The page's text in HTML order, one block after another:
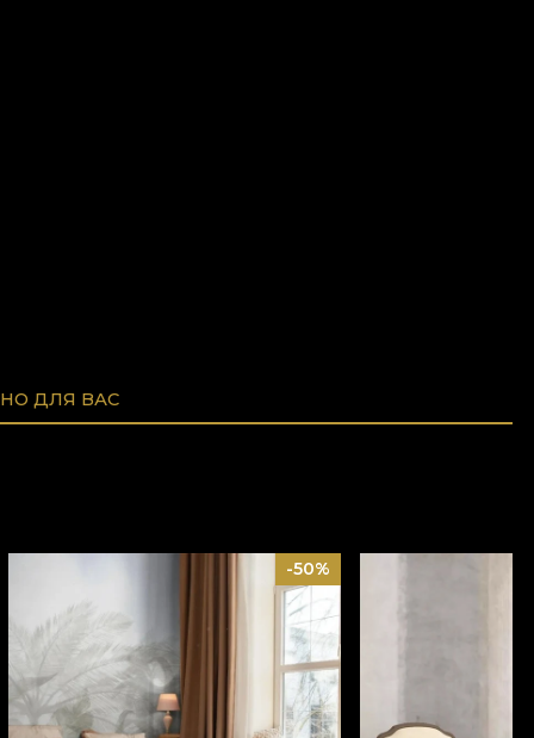
ДЛЯ ВАС
-50%